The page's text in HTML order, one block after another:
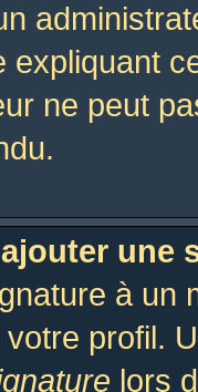
expliquant
ne peut
une
à un
profil.
lors